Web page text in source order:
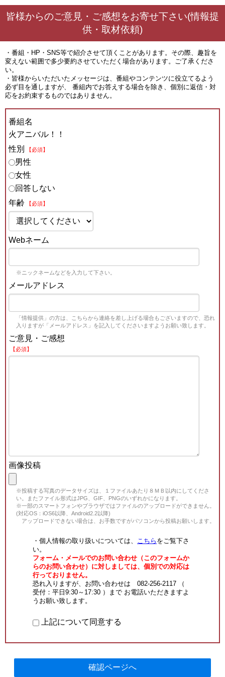
皆様からのご意見・ご感想をお寄せ下さい(情報提
供・取材依頼)
・番組・HP・SNS等で紹介させて頂くことがあります。その際、趣旨を
変えない範囲で多少要約させていただく場合があります。ご了承くださ
い。
・皆様からいただいたメッセージは、番組やコンテンツに役立てるよう
必ず目を通しますが、 番組内でお答えする場合を除き、個別に返信・対
応をお約束するものではありません。
番組名
火アニバル！！
性別
【必須】
男性
女性
回答しない
年齢
【必須】
Webネーム
※ニックネームなどを入力して下さい。
メールアドレス
「情報提供」の方は、こちらから連絡を差し上げる場合もございますので、恐れ
入りますが「メールアドレス」を記入してくださいますようお願い致します。
ご意見・ご感想
【必須】
画像投稿
※投稿する写真のデータサイズは、１ファイルあたり８ＭＢ以内にしてくださ
い。またファイル形式はJPG、GIF、PNGのいずれかになります。
※一部のスマートフォンやブラウザではファイルのアップロードができません。
(対応OS：iOS6以降、Android2.2以降)
アップロードできない場合は、お手数ですがパソコンから投稿お願いします。
・個人情報の取り扱いについては、 こちら をご覧下さ
い。
フォーム・メールでのお問い合わせ（このフォームか
らのお問い合わせ）に対しましては、個別での対応は
行っておりません。
恐れ入りますが、お問い合わせは 082-256-2117 （
受付：平日9:30～17:30 ）まで お電話いただきますよ
うお願い致します。
上記について同意する
確認ページへ